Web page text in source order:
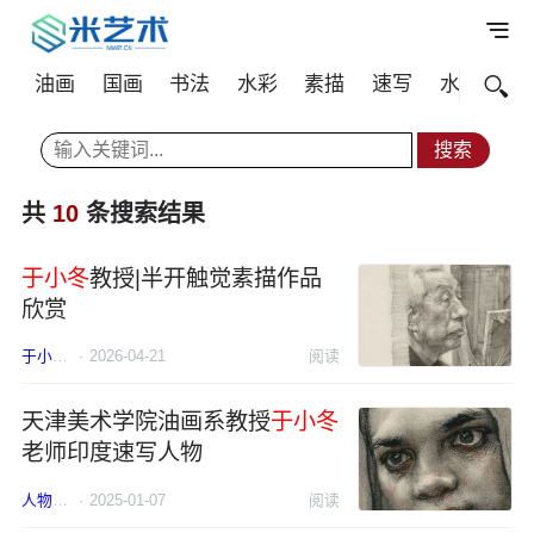
油画 国画 书法 水彩 素描 速写 水粉
共 10 条搜索结果
于小冬教授|半开触觉素描作品
欣赏
于小冬 素描
· 2026-04-21 阅读
天津美术学院油画系教授于小冬
老师印度速写人物
人物 于小冬 速写
· 2025-01-07 阅读